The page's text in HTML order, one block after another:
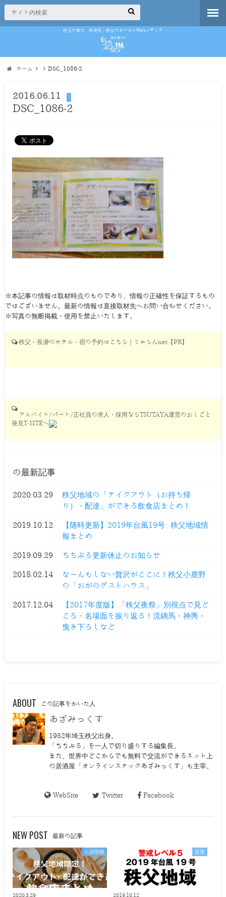
秩父の魅力、再発見。秩父のローカルWebメディア
ホーム DSC_1086-2
2016.06.11
DSC_1086-2
※本記事の情報は取材時点のものであり、情報の正確性を保証するもの
ではございません。最新の情報は直接取材先へお問い合わせください。
※写真の無断掲載・使用を禁止いたします。
秩父・長瀞のホテル・宿の予約はこちら｜じゃらんnet【PR】
アルバイト/パート/正社員の求人・採用ならTSUTAYA運営のおしごと
発見T-SITEへ
の最新記事
2020.03.29
秩父地域の「テイクアウト（お持ち帰
り）・配達」ができる飲食店まとめ！
2019.10.12
【随時更新】2019年台風19号 秩父地域情
報まとめ
2019.09.29 ちちぶる更新休止のお知らせ
2018.02.14
なーんもしない贅沢がここに！秩父小鹿野
の「おがのゲストハウス」
2017.12.04
【2017年度版】「秩父夜祭」別視点で見ど
ころ・名場面を振り返る！流鏑馬・神輿・
曳き下ろしなど
ABOUT この記事をかいた人
あざみっくす
1982年埼玉秩父出身。
「ちちぶる」を一人で切り盛りする編集長。
また、世界中どこからでも無料で交流ができるネット上
の居酒屋「オンラインスナックあざみっくす」も主宰。
WebSite Twitter Facebook
NEW POST 最新の記事
お店情報
2020.3.29
災害
2019.10.12